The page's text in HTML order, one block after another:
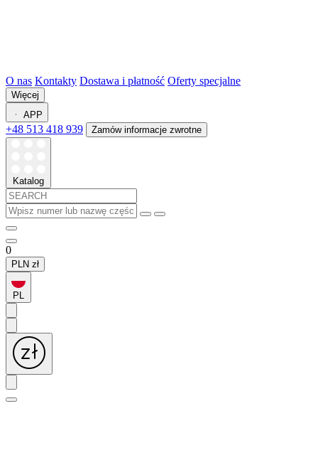
O nas Kontakty Dostawa i płatność Oferty specjalne
Więcej
APP
+48 513 418 939 Zamów informacje zwrotne
Katalog
0
PLN zł
PL